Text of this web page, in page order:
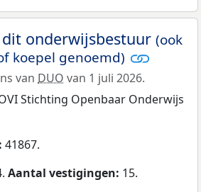
dit onderwijsbestuur (ook
koepel genoemd)
van DUO van 1 juli 2026.
Stichting Openbaar Onderwijs
41867.
Aantal vestigingen: 15.